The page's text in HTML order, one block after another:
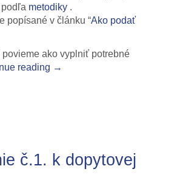
metodiky .
popísané v článku “Ako podať
ako vyplniť potrebné
reading →
č.1. k dopytovej